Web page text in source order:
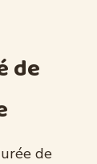
de
de